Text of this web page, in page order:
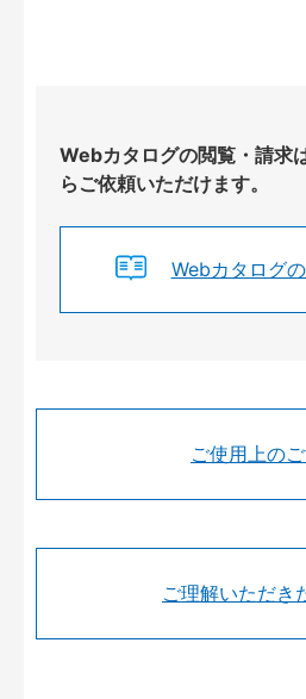
Webカタログの閲覧・請求
らご依頼いただけます。
Webカタログ
ご使用上の
ご理解いただき